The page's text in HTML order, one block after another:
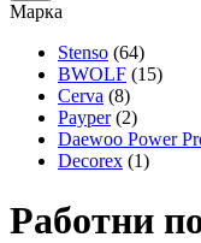
Марка
Stenso (64)
BWOLF (15)
Cerva (8)
Payper (2)
Daewoo Power
Decorex (1)
Работни